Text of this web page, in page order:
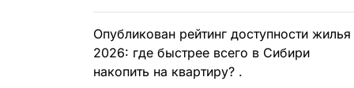
Опубликован рейтинг доступности жилья
2026: где быстрее всего в Сибири
накопить на квартиру? .